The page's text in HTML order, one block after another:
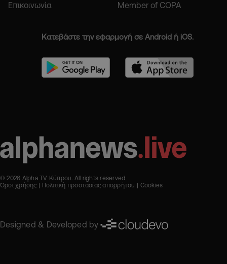
Επικοινωνία Member of COPA
Κατεβάστε την εφαρμογή σε Android ή iOS.
© 2026 Alpha TV Κύπρου. All rights reserved
Όροι χρήσης
Πολιτική προστασίας απορρήτου Cookies
Designed & Developed by